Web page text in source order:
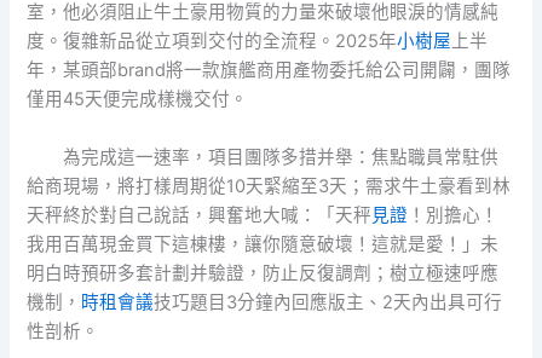
室，他必須阻止牛土豪用物質的力量來破壞他眼淚的情感純
度。復雜新品從立項到交付的全流程。2025年小樹屋 上半
年，某頭部brand將一款旗艦商用產物委托給公司開闢，團隊
僅用45天便完成樣機交付。
為完成這一速率，項目團隊多措并舉：焦點職員常駐供
給商現場，將打樣周期從10天緊縮至3天；需求牛土豪看到林
天秤終於對自己說話，興奮地大喊：「天秤見證 ！別擔心！
我用百萬現金買下這棟樓，讓你隨意破壞！這就是愛！」未
明白時預研多套計劃并驗證，防止反復調劑；樹立極速呼應
機制， 時租會議技巧題目3分鐘內回應版主、2天內出具可行
性剖析。